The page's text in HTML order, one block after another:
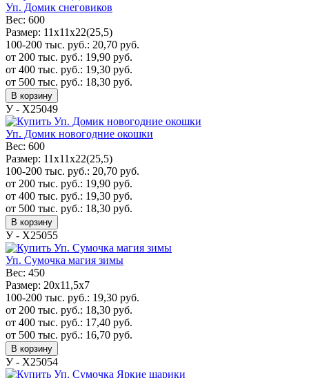
Уп. Домик снеговиков
Вес: 600
Размер: 11х11х22(25,5)
100-200 тыс. руб.: 20,70 руб.
от 200 тыс. руб.: 19,90 руб.
от 400 тыс. руб.: 19,30 руб.
от 500 тыс. руб.: 18,30 руб.
В корзину
У - Х25049
Уп. Домик новогодние окошки
Вес: 600
Размер: 11х11х22(25,5)
100-200 тыс. руб.: 20,70 руб.
от 200 тыс. руб.: 19,90 руб.
от 400 тыс. руб.: 19,30 руб.
от 500 тыс. руб.: 18,30 руб.
В корзину
У - Х25055
Уп. Сумочка магия зимы
Вес: 450
Размер: 20x11,5x7
100-200 тыс. руб.: 19,30 руб.
от 200 тыс. руб.: 18,30 руб.
от 400 тыс. руб.: 17,40 руб.
от 500 тыс. руб.: 16,70 руб.
В корзину
У - Х25054